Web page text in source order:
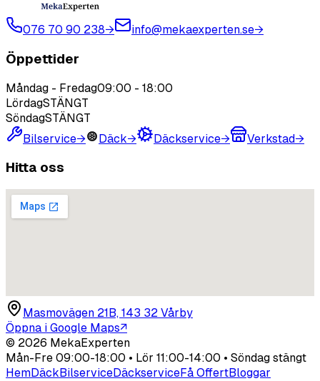
076 70 90 238→ info@mekaexperten.se→
Öppettider
Måndag - Fredag09:00 - 18:00
LördagSTÄNGT
SöndagSTÄNGT
Bilservice→ Däck→ Däckservice→ Verkstad→
Hitta oss
Masmovägen 21B, 143 32 Vårby
Öppna i Google Maps↗
© 2026 MekaExperten
Mån-Fre 09:00-18:00 • Lör 11:00-14:00 • Söndag stängt
HemDäckBilserviceDäckserviceFå OffertBloggar